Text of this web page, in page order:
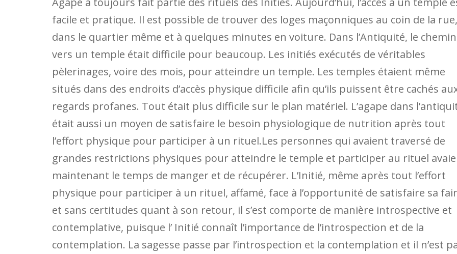
facile et pratique. Il est possible de trouver des loges maçonniques au coin de la rue,
dans le quartier même et à quelques minutes en voiture. Dans l’Antiquité, le chemin
vers un temple était difficile pour beaucoup. Les initiés exécutés de véritables
pèlerinages, voire des mois, pour atteindre un temple. Les temples étaient même
situés dans des endroits d’accès physique difficile afin qu’ils puissent être cachés
regards profanes. Tout était plus difficile sur le plan matériel. L’agape dans
était aussi un moyen de satisfaire le besoin physiologique de nutrition après tout
l’effort physique pour participer à un rituel.Les personnes qui avaient traversé de
grandes restrictions physiques pour atteindre le temple et participer au rituel
maintenant le temps de manger et de récupérer. L’Initié, même après tout l’effort
physique pour participer à un rituel, affamé, face à l’opportunité de satisfaire sa
et sans certitudes quant à son retour, il s’est comporte de manière introspective et
contemplative, puisque l’ Initié connaît l’importance de l’introspection et de la
contemplation. La sagesse passe par l’introspection et la contemplation et il n’est